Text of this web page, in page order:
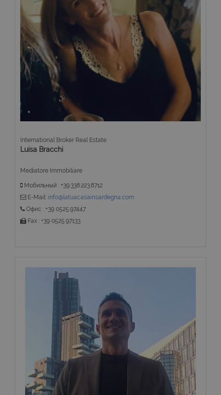
International Broker Real Estate
Luisa Bracchi
Mediatore Immobiliare
Мобильный : +39.338.223.8712
E-Mail: info@latuacasainsardegna.com
Офис : +39 0525.97447
Fax : +39 0525.97133